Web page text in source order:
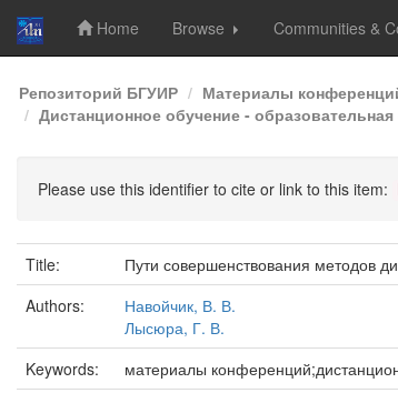
Skip
navigation
Home Browse Communities &
Репозиторий БГУИР Материалы
Дистанционное обучение - образовательная
Please use this identifier to cite or link to this item:
Title:
Пути совершенствования методов
Authors:
Навойчик, В. В.
Лысюра, Г. В.
Keywords:
материалы